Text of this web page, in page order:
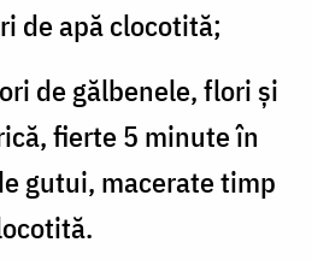
de apă clocotită;
de gălbenele, flori şi
fierte 5 minute în
gutui, macerate timp